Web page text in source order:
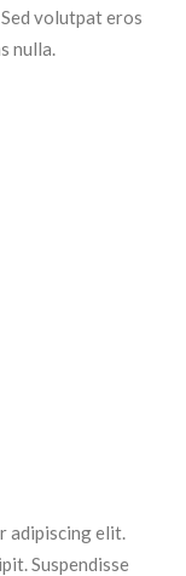
volutpat eros
nulla.
adipiscing elit.
Suspendisse